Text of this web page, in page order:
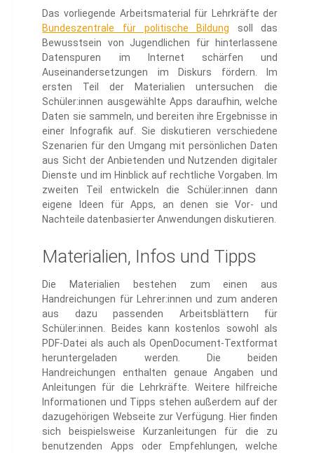
Das vorliegende Arbeitsmaterial für Lehrkräfte der
Bundeszentrale für politische Bildung soll das
Bewusstsein von Jugendlichen für hinterlassene
Datenspuren im Internet schärfen und
Auseinandersetzungen im Diskurs fördern. Im
ersten Teil der Materialien untersuchen die
Schüler:innen ausgewählte Apps daraufhin, welche
Daten sie sammeln, und bereiten ihre Ergebnisse in
einer Infografik auf. Sie diskutieren verschiedene
Szenarien für den Umgang mit persönlichen Daten
aus Sicht der Anbietenden und Nutzenden digitaler
Dienste und im Hinblick auf rechtliche Vorgaben. Im
zweiten Teil entwickeln die Schüler:innen dann
eigene Ideen für Apps, an denen sie Vor- und
Nachteile datenbasierter Anwendungen diskutieren.
Materialien, Infos und Tipps
Die Materialien bestehen zum einen aus
Handreichungen für Lehrer:innen und zum anderen
aus dazu passenden Arbeitsblättern für
Schüler:innen. Beides kann kostenlos sowohl als
PDF-Datei als auch als OpenDocument-Textformat
heruntergeladen werden. Die beiden
Handreichungen enthalten genaue Angaben und
Anleitungen für die Lehrkräfte. Weitere hilfreiche
Informationen und Tipps stehen außerdem auf der
dazugehörigen Webseite zur Verfügung. Hier finden
sich beispielsweise Kurzanleitungen für die zu
benutzenden Apps oder Empfehlungen, welche